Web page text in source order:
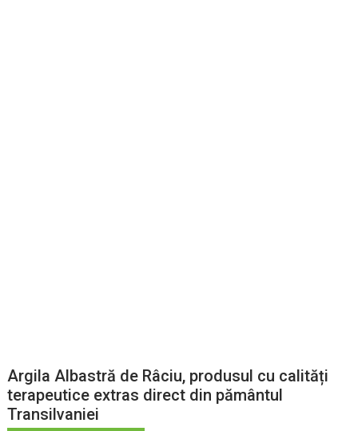
Argila Albastră de Râciu, produsul cu calități
terapeutice extras direct din pământul
Transilvaniei